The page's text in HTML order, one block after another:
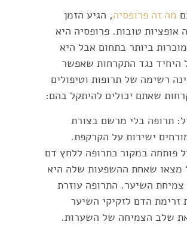
מה זה פרופסיה, הגיע הזמן
אופציות טובות. פרופסיה היא
ביותר בתחום אבל היא
היחיד נגד התקרחות שאפשר
רשימה של תרופות וטיפולים
שאתם יכולים להיתקל בהם:
תרופה בלי מרשם בצורת
ישירות על הקרקפת.
פותחה במקור כתרופה ללחץ דם
מצאו שאחת ההשפעות שלה היא
השיער. התרופה עוזרת
זרימת הדם לזקיקי השיער
שלב הצמיחה של השערות.